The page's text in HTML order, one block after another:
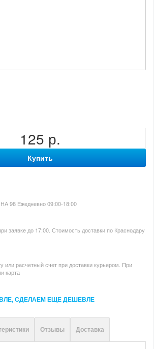
125 р.
Купить
98 Ежедневно 09:00-18:00
заявке до 17:00. Стоимость доставки по Краснодару
или расчетный счет при доставки курьером. При
карта
СДЕЛАЕМ ЕЩЕ ДЕШЕВЛЕ
Отзывы Доставка